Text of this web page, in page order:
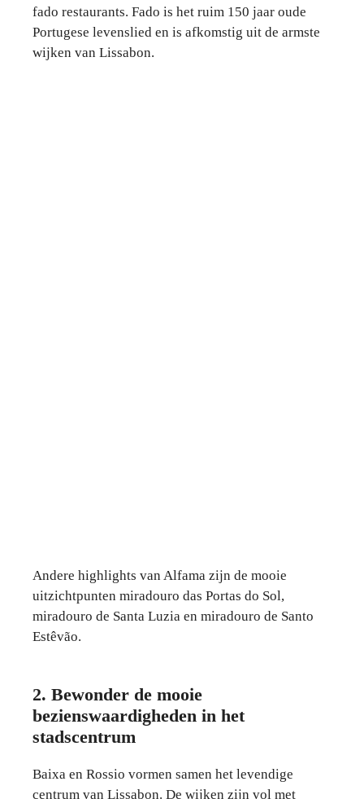
fado restaurants. Fado is het ruim 150 jaar oude
Portugese levenslied en is afkomstig uit de armste
wijken van Lissabon.
Andere highlights van Alfama zijn de mooie
uitzichtpunten miradouro das Portas do Sol,
miradouro de Santa Luzia en miradouro de Santo
Estêvão.
2. Bewonder de mooie
bezienswaardigheden in het
stadscentrum
Baixa en Rossio vormen samen het levendige
centrum van Lissabon. De wijken zijn vol met